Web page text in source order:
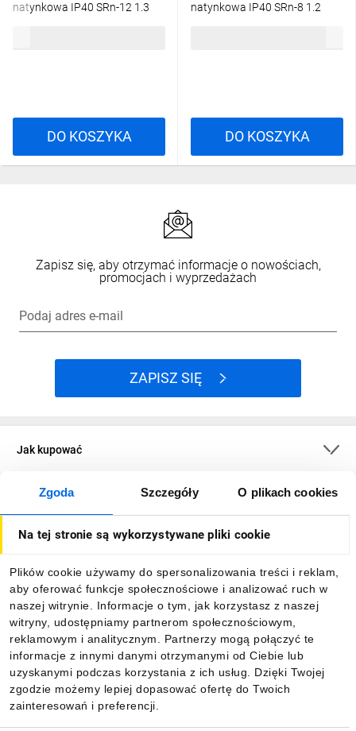
Zgoda Szczegóły O plikach cookies
Na tej stronie są wykorzystywane pliki cookie
Plików cookie używamy do spersonalizowania treści i reklam,
aby oferować funkcje społecznościowe i analizować ruch w
naszej witrynie. Informacje o tym, jak korzystasz z naszej
witryny, udostępniamy partnerom społecznościowym,
reklamowym i analitycznym. Partnerzy mogą połączyć te
informacje z innymi danymi otrzymanymi od Ciebie lub
uzyskanymi podczas korzystania z ich usług. Dzięki Twojej
zgodzie możemy lepiej dopasować ofertę do Twoich
zainteresowań i preferencji.
natynkowa IP40 SRn-12 1.3
DO KOSZYKA
natynkowa IP40 SRn-8 1.2
DO KOSZYKA
Zapisz się, aby otrzymać informacje o nowościach,
promocjach i wyprzedażach
Podaj adres e-mail
ZAPISZ SIĘ
Jak kupować
O firmie
Informacje
Pobierz naszą aplikację mobilną: